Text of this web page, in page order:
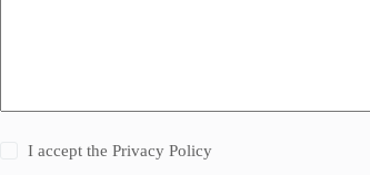
I accept thePrivacy Policy